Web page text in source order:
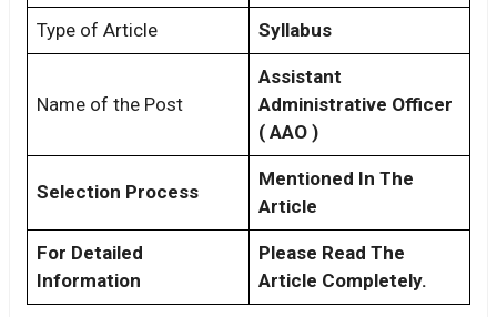
Type of Article Syllabus
Name of the Post
Assistant
Administrative Officer
( AAO )
Selection Process
Mentioned In The
Article
For Detailed
Information
Please Read The
Article Completely.